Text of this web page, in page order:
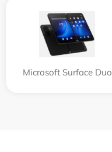
Microsoft Surface Duo